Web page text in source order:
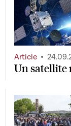
Un satellite
Article